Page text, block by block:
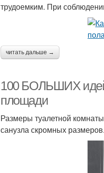
трудоемким. При
читать дальше →
100 БОЛЬШИХ идей
площади
Размеры туалетной
санузла скромных размеров.